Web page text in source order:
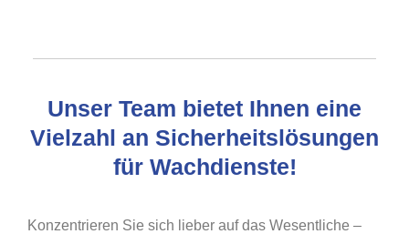
Unser Team bietet Ihnen eine
Vielzahl an Sicherheitslösungen
für Wachdienste!
Konzentrieren Sie sich lieber auf das Wesentliche –